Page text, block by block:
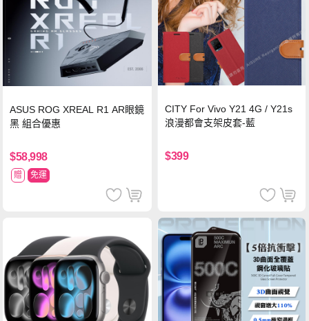
ASUS ROG XREAL R1 AR眼鏡
黑 組合優惠
$58,998
贈 免運
CITY For Vivo Y21 4G / Y21s
浪漫都會支架皮套-藍
$399